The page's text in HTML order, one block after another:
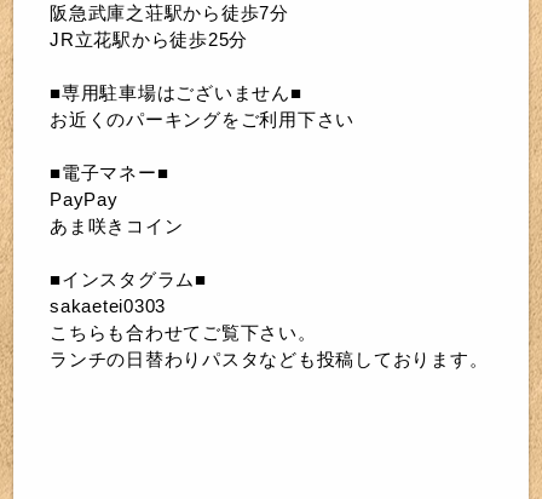
阪急武庫之荘駅から徒歩7分
JR立花駅から徒歩25分
■専用駐車場はございません■
お近くのパーキングをご利用下さい
■電子マネー■
PayPay
あま咲きコイン
■インスタグラム■
sakaetei0303
こちらも合わせてご覧下さい。
ランチの日替わりパスタなども投稿しております。